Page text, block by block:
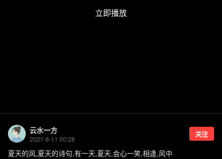
云水一方
2021-8-11 00:28
关注
夏天的风,夏天的诗句,有一天,夏天,会心一笑,相逢,风中